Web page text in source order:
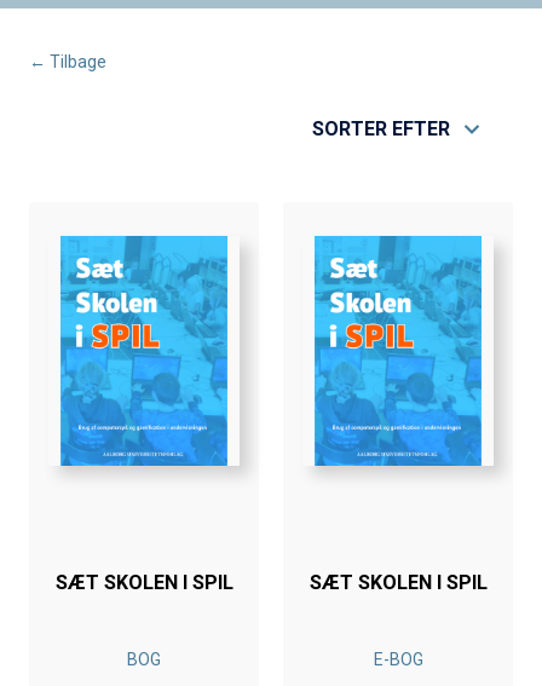
← Tilbage
SORTER EFTER
SÆT SKOLEN I SPIL
BOG
SÆT SKOLEN I SPIL
E-BOG